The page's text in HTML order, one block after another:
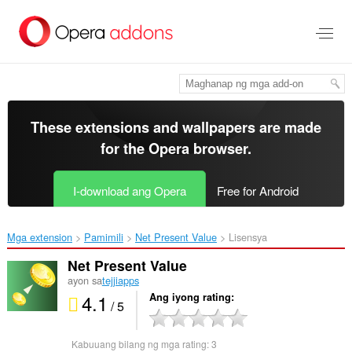
pangunahing
These extensions and wallpapers are made
for theOpera browser.
I-download ang Opera Free for Android
Mga extension Pamimili Net Present Value‎ Lisensya
Net Present Value
ayon satejjiapps
4.1 / 5 Ang iyong rating
Kabuuang bilang ng mga rating:3